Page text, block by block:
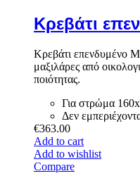
Κρεβάτι
Κρεβάτι επενδυμένο
μαξιλάρες από
ποιότητας.
Για στρώμα
Δεν
€363.00
Add to cart
Add to wishlist
Compare